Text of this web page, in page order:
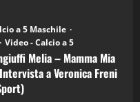
a 5 Maschile
Video - Calcio a 5
Melia – Mamma Mia
a Veronica Freni
Podcast
Podcast: 28^ Puntata
2026)